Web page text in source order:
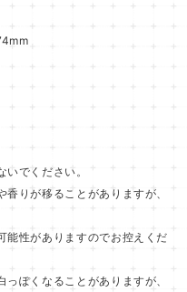
でください。
りが移ることがありますが、
能性がありますのでお控えくだ
ぽくなることがありますが、